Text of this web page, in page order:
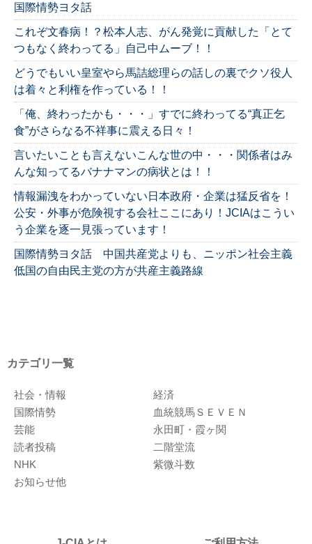
国際情勢ヨタ話
これぞ文春病！？松本人志、がん発覚に貢献した「とて
つもなく終わってる」自己中ムーブ！！
どうでもいい皇室やら馬詰総理らの話しの裏でクソ役人
は着々と利権を作っている！！
「俺、終わったかも・・・」すでに終わってる“真正乞
食”がさらなる不祥事に震える日々！
言いたいことも言えないこんな世の中・・・関係者はみ
んな知ってるバナナマンの病状とは！！
情報漏洩をわかっていない日本政府・企業は猛反省を！
公安・外事が危険視する会社ここにあり！JCIAはこうい
う企業を逐一見張っています！
国際情勢ヨタ話 中国共産党よりも、ニッポン社会主義
低国の自由民主党の方が共産主義路線
カテゴリ一覧
社会・情報
経済
国際情勢
血統競馬ＳＥＶＥＮ
芸能
永田町・霞ヶ関
読者投稿
二階堂流
NHK
紫微斗数
お知らせ他